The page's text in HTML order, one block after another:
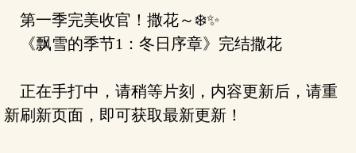
第一季完美收官！撒花～❄️✨
《飘雪的季节1：冬日序章》完结撒花
正在手打中，请稍等片刻，内容更新后，请重
新刷新页面，即可获取最新更新！